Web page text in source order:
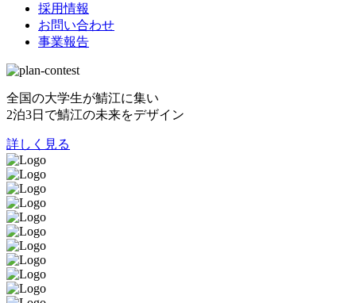
採用情報
お問い合わせ
事業報告
全国の大学生が鯖江に集い
2泊3日で鯖江の未来をデザイン
詳しく見る